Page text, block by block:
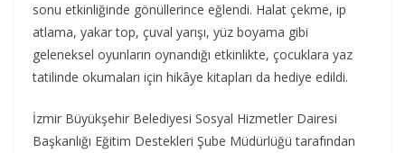
sonu etkinliğinde gönüllerince eğlendi. Halat çekme, ip
atlama, yakar top, çuval yarışı, yüz boyama gibi
geleneksel oyunların oynandığı etkinlikte, çocuklara yaz
tatilinde okumaları için hikâye kitapları da hediye edildi.
İzmir Büyükşehir Belediyesi Sosyal Hizmetler Dairesi
Başkanlığı Eğitim Destekleri Şube Müdürlüğü tarafından